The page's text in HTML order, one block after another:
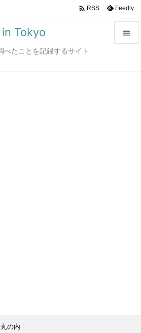
Tokyo
たことを記録するサイト

 RSS Feedly
丸の内